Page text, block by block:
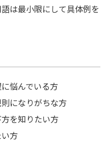
は最小限にして具体例を
悩んでいる方
になりがちな方
を知りたい方
方